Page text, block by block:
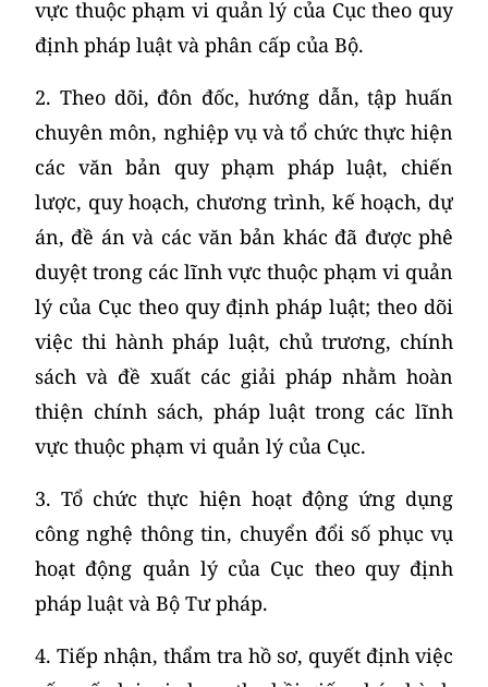
vực thuộc phạm vi quản lý của Cục theo quy
định pháp luật và phân cấp của Bộ.
2. Theo dõi, đôn đốc, hướng dẫn, tập huấn
chuyên môn, nghiệp vụ và tổ chức thực hiện
các văn bản quy phạm pháp luật, chiến
lược, quy hoạch, chương trình, kế hoạch, dự
án, đề án và các văn bản khác đã được phê
duyệt trong các lĩnh vực thuộc phạm vi quản
lý của Cục theo quy định pháp luật; theo dõi
việc thi hành pháp luật, chủ trương, chính
sách và đề xuất các giải pháp nhằm hoàn
thiện chính sách, pháp luật trong các lĩnh
vực thuộc phạm vi quản lý của Cục.
3. Tổ chức thực hiện hoạt động ứng dụng
công nghệ thông tin, chuyển đổi số phục vụ
hoạt động quản lý của Cục theo quy định
pháp luật và Bộ Tư pháp.
4. Tiếp nhận, thẩm tra hồ sơ, quyết định việc